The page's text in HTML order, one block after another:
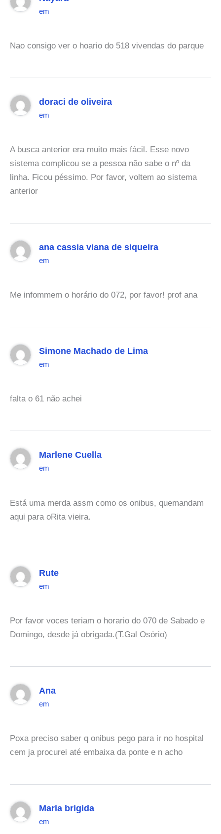
em
Nao consigo ver o hoario do 518 vivendas do parque
doraci de oliveira
em
A busca anterior era muito mais fácil. Esse novo
sistema complicou se a pessoa não sabe o nº da
linha. Ficou péssimo. Por favor, voltem ao sistema
anterior
ana cassia viana de siqueira
em
Me infommem o horário do 072, por favor! prof ana
Simone Machado de Lima
em
falta o 61 não achei
Marlene Cuella
em
Está uma merda assm como os onibus, quemandam
aqui para oRita vieira.
Rute
em
Por favor voces teriam o horario do 070 de Sabado e
Domingo, desde já obrigada.(T.Gal Osório)
Ana
em
Poxa preciso saber q onibus pego para ir no hospital
cem ja procurei até embaixa da ponte e n acho
Maria brigida
em